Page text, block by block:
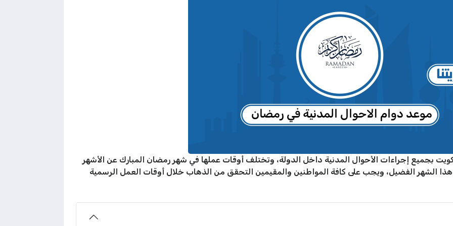
بجميع إجراءات الأحوال المدنية داخل الدولة، وتختلف أوقات عملها في شهر رمضان المبارك عن الأشهر
الشهر الفضيل، ويجب على كافة المواطنين والمقيمين التحقق من الذهاب خلال أوقات العمل الرسمية